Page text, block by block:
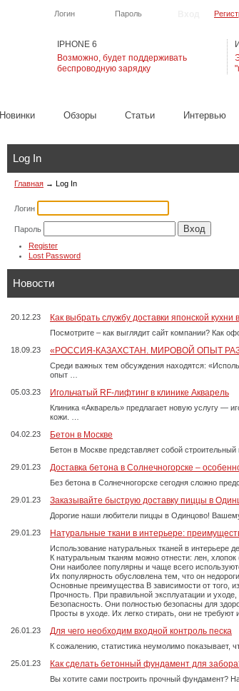
IPHONE 6
Возможно, будет поддерживать
беспроводную зарядку
Логин Пароль
Новинки Обзоры Cтатьи Интервью
Log In
Главная → Log In
Логин
Пароль
Register
Lost Password
Новости
20.12.23 Как выбрать службу доставки японской
Посмотрите – как выглядит сайт компании? Как
18.09.23
«РОССИЯ-КАЗАХСТАН. МИРОВОЙ ОПЫТ
Среди важных тем обсуждения находятся:
опыт …
05.03.23
Игольчатый RF-лифтинг в клинике Акварель
Клиника «Акварель» предлагает новую услугу —
кожи. …
04.02.23
Бетон в Москве
Бетон в Москве представляет собой
29.01.23
Доставка бетона в Солнечногорске –
Без бетона в Солнечногорске сегодня сложно
29.01.23
Заказывайте быструю доставку пиццы в
Дорогие наши любители пиццы в Одинцово!
29.01.23
Натуральные ткани в интерьере:
Использование натуральных тканей в
К натуральным тканям можно отнести: лен,
Они наиболее популярны и чаще всего
Их популярность обусловлена тем, что он
Основные преимущества В зависимости от того,
Прочность. При правильной эксплуатации и уходе,
Безопасность. Они полностью безопасны для
Просты в уходе. Их легко стирать, они не
26.01.23
Для чего необходим входной контроль песка
К сожалению, статистика неумолимо показывает,
25.01.23
Как сделать бетонный фундамент для
Вы хотите сами построить прочный фундамент?